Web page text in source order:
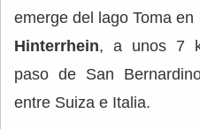
emerge del lago Toma en
Hinterrhein, a unos 7
paso de San
entre Suiza e Italia.